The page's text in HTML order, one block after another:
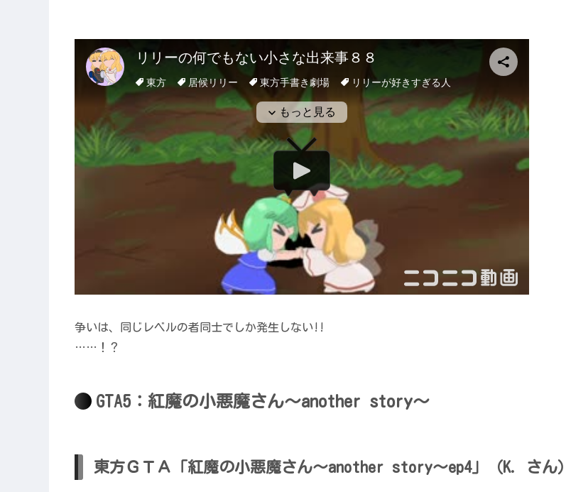
争いは、同じレベルの者同士でしか発生しない!!
……！？
GTA5：紅魔の小悪魔さん～another story～
東方ＧＴＡ「紅魔の小悪魔さん～another story～ep4」（K. さん）